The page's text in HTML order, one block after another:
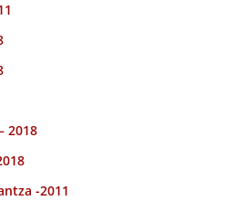
2018
-2011